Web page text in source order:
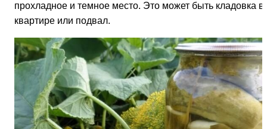
прохладное и темное место. Это может быть кладовка в
квартире или подвал.